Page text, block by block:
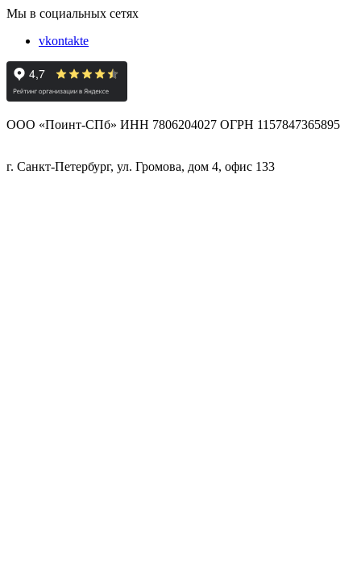
Мы в социальных сетях
vkontakte
ООО «Поинт-СПб» ИНН 7806204027 ОГРН 1157847365895
г. Санкт-Петербург, ул. Громова, дом 4, офис 133